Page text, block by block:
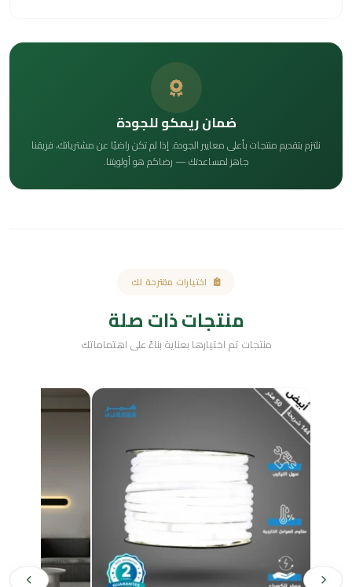
ضمان ريمكو للجودة
نلتزم بتقديم منتجات بأعلى معايير الجودة. إذا لم تكن راضيًا عن مشترياتك، فريقنا
جاهز لمساعدتك — رضاكم هو أولويتنا.
اختيارات مقترحة لك
منتجات ذات صلة
منتجات تم اختيارها بعناية بناءً على اهتماماتك